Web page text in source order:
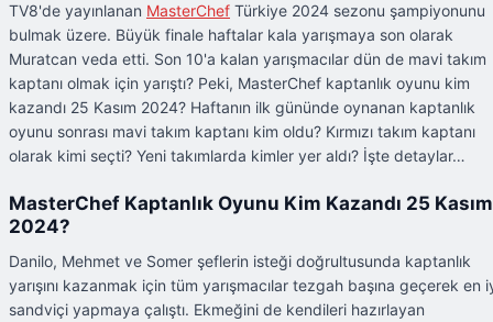
TV8'de yayınlanan MasterChef Türkiye 2024 sezonu şampiyonunu
bulmak üzere. Büyük finale haftalar kala yarışmaya son olarak
Muratcan veda etti. Son 10'a kalan yarışmacılar dün de mavi takım
kaptanı olmak için yarıştı? Peki, MasterChef kaptanlık oyunu kim
kazandı 25 Kasım 2024? Haftanın ilk gününde oynanan kaptanlık
oyunu sonrası mavi takım kaptanı kim oldu? Kırmızı takım kaptanı
olarak kimi seçti? Yeni takımlarda kimler yer aldı? İşte detaylar…
MasterChef Kaptanlık Oyunu Kim Kazandı 25 Kasım
2024?
Danilo, Mehmet ve Somer şeflerin isteği doğrultusunda kaptanlık
yarışını kazanmak için tüm yarışmacılar tezgah başına geçerek en
sandviçi yapmaya çalıştı. Ekmeğini de kendileri hazırlayan